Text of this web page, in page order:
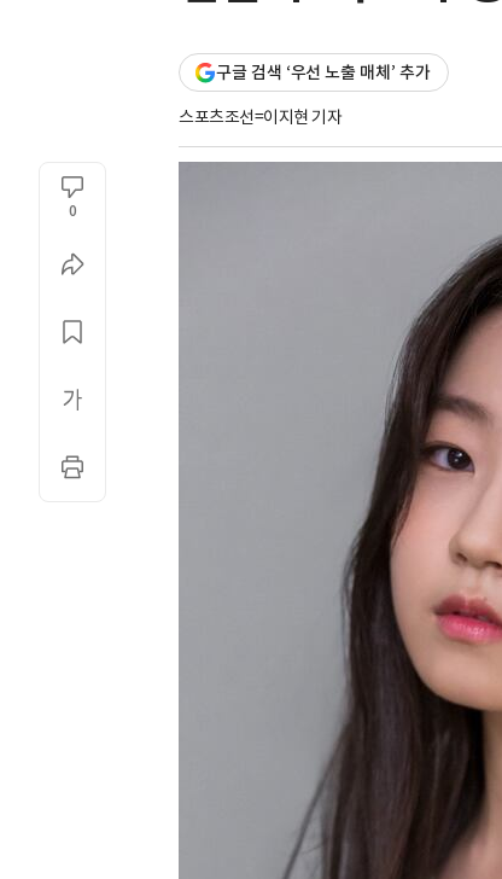
구글 검색 ‘우선 노출 매체’ 추가
스포츠조선=이지현 기자
0